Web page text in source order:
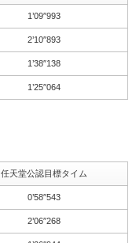
1’09″993
2’10″893
1’38″138
1’25″064
任天堂公認目標タイム
0’58″543
2’06″268